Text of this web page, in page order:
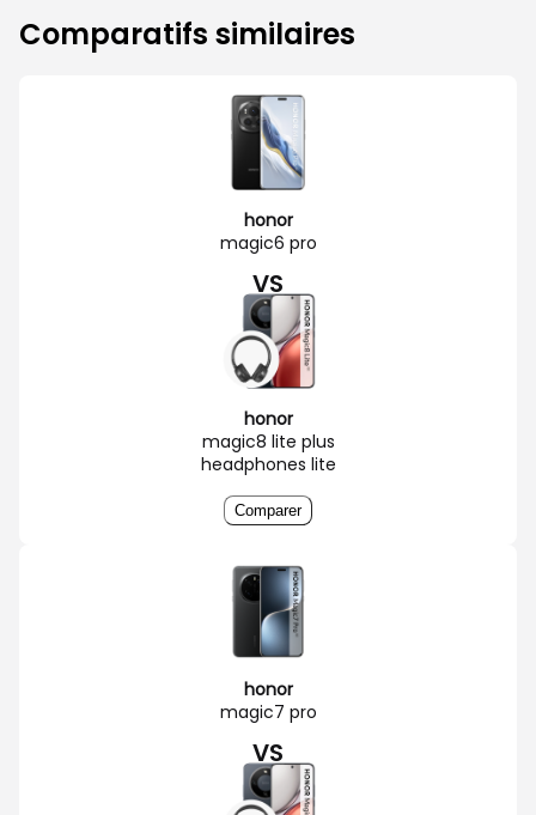
Comparatifs similaires
honor
magic6 pro
VS
honor
magic8 lite plus
headphones lite
Comparer
honor
magic7 pro
VS